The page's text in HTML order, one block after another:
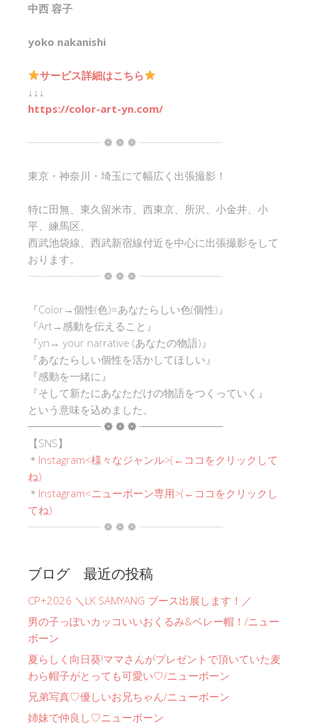
中西 容子
yoko nakanishi
サービス詳細はこちら
↓↓↓
https://color-art-yn.com/
┈┈┈┈┈┈┈ ❁ ❁ ❁ ┈┈┈┈┈┈┈┈
東京・神奈川・埼玉にて幅広く出張撮影！
特に田無、東久留米市、西東京、所沢、小金井、小
平、練馬区、
西武池袋線、西武新宿線付近を中心に出張撮影をして
おります。
┈┈┈┈┈┈┈ ❁ ❁ ❁ ┈┈┈┈┈┈┈┈
『Color→個性(色)=あなたらしい色(個性)』
『Art→感動を伝えること』
『yn→ your narrative (あなたの物語)』
『あなたらしい個性を活かしてほしい』
『感動を一緒に』
『そして新たにあなただけの物語をつくっていく』
という意味を込めました。
┈┈┈┈┈┈┈ ❁ ❁ ❁ ┈┈┈┈┈┈┈┈
【SNS】
＊ Instagram<様々なジャンル>(←ココをクリックして
ね)
＊ Instagram<ニューボーン専用>(←ココをクリックし
てね)
┈┈┈┈┈┈┈ ❁ ❁ ❁ ┈┈┈┈┈┈┈┈
ブログ 最近の投稿
CP+2026 ＼LK SAMYANG ブース出展します！／
男の子っぽいカッコいいおくるみ&ベレー帽！/ニュー
ボーン
夏らしく向日葵!ママさんがプレゼントで頂いていた麦
わら帽子がとっても可愛い♡/ニューボーン
兄弟写真♡優しいお兄ちゃん/ニューボーン
姉妹で仲良し♡ニューボーン